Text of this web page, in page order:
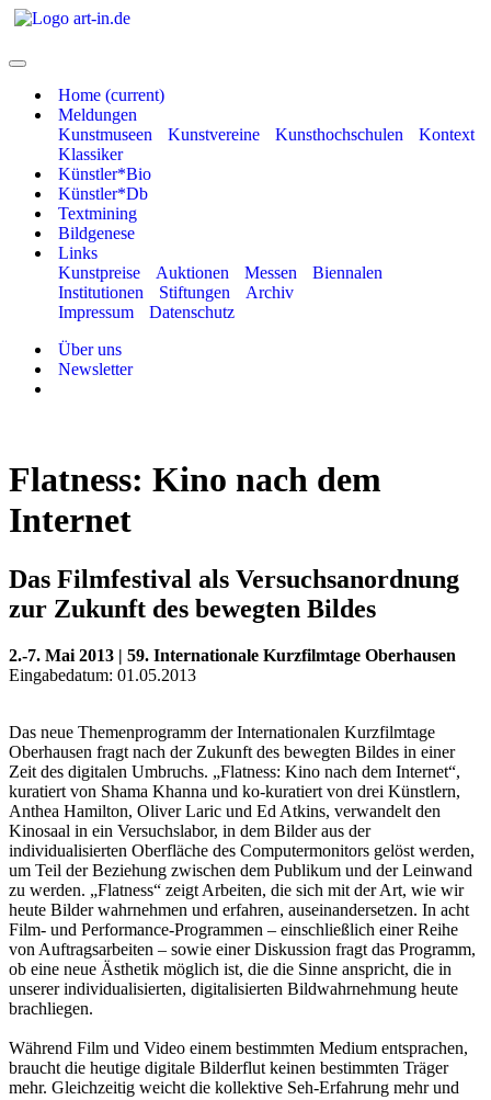
Home (current)
Meldungen
Kunstmuseen
Kunstvereine Kunsthochschulen
Kontext
Klassiker
Künstler*Bio
Künstler*Db
Textmining
Bildgenese
Links
Kunstpreise
Auktionen Messen
Biennalen
Institutionen
Stiftungen
Archiv
Impressum
Datenschutz
Über uns
Newsletter
Flatness: Kino nach dem
Internet
Das Filmfestival als Versuchsanordnung
zur Zukunft des bewegten Bildes
2.-7. Mai 2013 | 59. Internationale Kurzfilmtage Oberhausen
Eingabedatum: 01.05.2013
Das neue Themenprogramm der Internationalen Kurzfilmtage
Oberhausen fragt nach der Zukunft des bewegten Bildes in einer
Zeit des digitalen Umbruchs. „Flatness: Kino nach dem Internet“,
kuratiert von Shama Khanna und ko-kuratiert von drei Künstlern,
Anthea Hamilton, Oliver Laric und Ed Atkins, verwandelt den
Kinosaal in ein Versuchslabor, in dem Bilder aus der
individualisierten Oberfläche des Computermonitors gelöst werden,
um Teil der Beziehung zwischen dem Publikum und der Leinwand
zu werden. „Flatness“ zeigt Arbeiten, die sich mit der Art, wie wir
heute Bilder wahrnehmen und erfahren, auseinandersetzen. In acht
Film- und Performance-Programmen – einschließlich einer Reihe
von Auftragsarbeiten – sowie einer Diskussion fragt das Programm,
ob eine neue Ästhetik möglich ist, die die Sinne anspricht, die in
unserer individualisierten, digitalisierten Bildwahrnehmung heute
brachliegen.
Während Film und Video einem bestimmten Medium entsprachen,
braucht die heutige digitale Bilderflut keinen bestimmten Träger
mehr. Gleichzeitig weicht die kollektive Seh-Erfahrung mehr und